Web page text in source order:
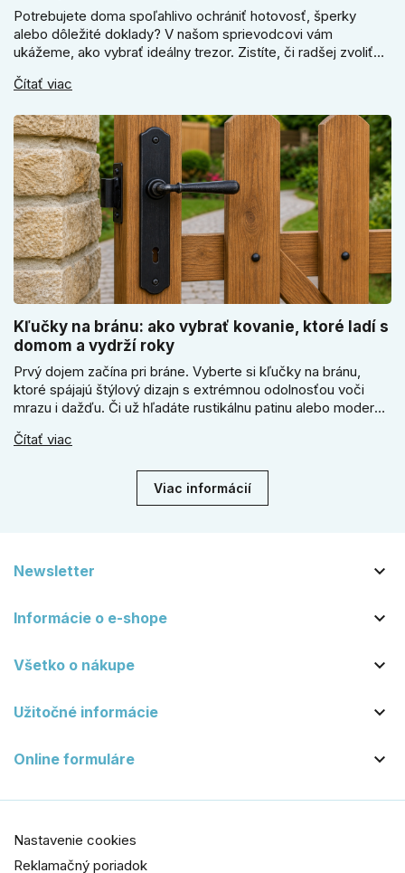
Potrebujete doma spoľahlivo ochrániť hotovosť, šperky
alebo dôležité doklady? V našom sprievodcovi vám
ukážeme, ako vybrať ideálny trezor. Zistíte, či radšej zvoliť
kľúčové jeho správne ukotvenie.
Čítať viac
Kľučky na bránu: ako vybrať kovanie, ktoré ladí s
domom a vydrží roky
Prvý dojem začína pri bráne. Vyberte si kľučky na bránu,
ktoré spájajú štýlový dizajn s extrémnou odolnosťou voči
mrazu i dažďu. Či už hľadáte rustikálnu patinu alebo moderné
vydrží roky. Zabezpečte svoj vstup kvalitou, ktorá prežije
Čítať viac
Viac informácií
Newsletter 
Informácie o e-shope 
Všetko o nákupe 
Užitočné informácie 
Online formuláre 
Nastavenie cookies
Reklamačný poriadok